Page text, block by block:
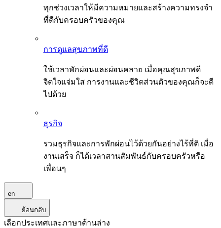
ทุกช่วงเวลาให้มีความหมายและสร้างความทรงจำ
ที่ดีกับครอบครัวของคุณ
การดูแลสุขภาพที่ดี
ใช้เวลาพักผ่อนและผ่อนคลาย เมื่อคุณสุขภาพดี
จิตใจแจ่มใส การงานและชีวิตส่วนตัวของคุณก็จะดี
ไปด้วย
ธุรกิจ
รวมธุรกิจและการพักผ่อนไว้ด้วยกันอย่างไร้ที่ติ เมื่อ
งานเสร็จ ก็ได้เวลาสานสัมพันธ์กับครอบครัวหรือ
เพื่อนๆ
en
ย้อนกลับ
เลือกประเทศและภาษาด้านล่าง